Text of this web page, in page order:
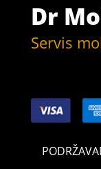
Dr
Servis